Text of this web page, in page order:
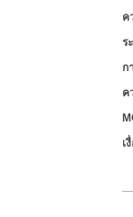
ค
ร
ก
ค
เ